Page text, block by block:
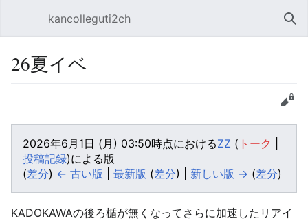
kancolleguti2ch 検索
26夏イベ
2026年6月1日 (月) 03:50時点におけるZZ ( トーク
投稿記録)による版
(差分) ← 古い版 最新版 (差分) | 新しい版 → (差分)
KADOKAWAの後ろ楯が無くなってさらに加速したリアイ